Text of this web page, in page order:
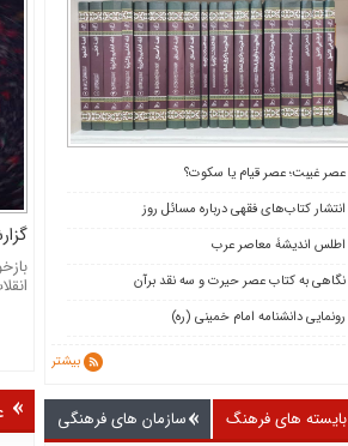
عصر غیبت؛ عصر قیام یا سکوت؟
انتشار کتاب‌های فقهی درباره مسائل روز
اطلس اندیشۀ معاصر عرب
نگاهی به کتاب عصر حیرت و سه نقد برآن
رونمایی دانشنامه امام خمینی (ره)
بیشتر
بایسته های فرهنگ سازمان های فرهنگی